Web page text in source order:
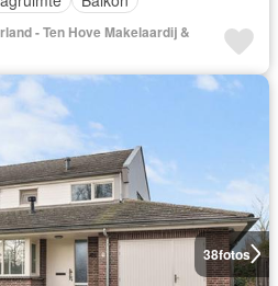
- Ten Hove Makelaardij &
38fotos